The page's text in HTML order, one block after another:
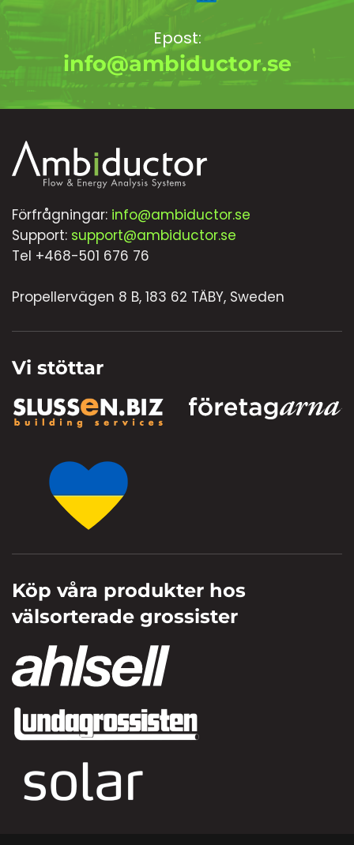
Epost:
info@ambiductor.se
Förfrågningar: info@ambiductor.se
Support: support@ambiductor.se
Tel +468-501 676 76
Propellervägen 8 B, 183 62 TÄBY, Sweden
Vi stöttar
Köp våra produkter hos
välsorterade grossister